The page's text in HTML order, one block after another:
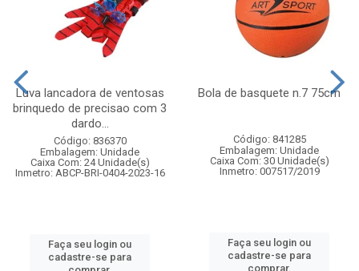
Luva lancadora de ventosas
brinquedo de precisao com 3
dardo...
Código: 836370
Embalagem: Unidade
Caixa Com: 24 Unidade(s)
Inmetro: ABCP-BRI-0404-2023-16
Faça seu login ou
cadastre-se para
Bola de basquete n.7 75cm
Código: 841285
Embalagem: Unidade
Caixa Com: 30 Unidade(s)
Inmetro: 007517/2019
Faça seu login ou
cadastre-se para
comprar.